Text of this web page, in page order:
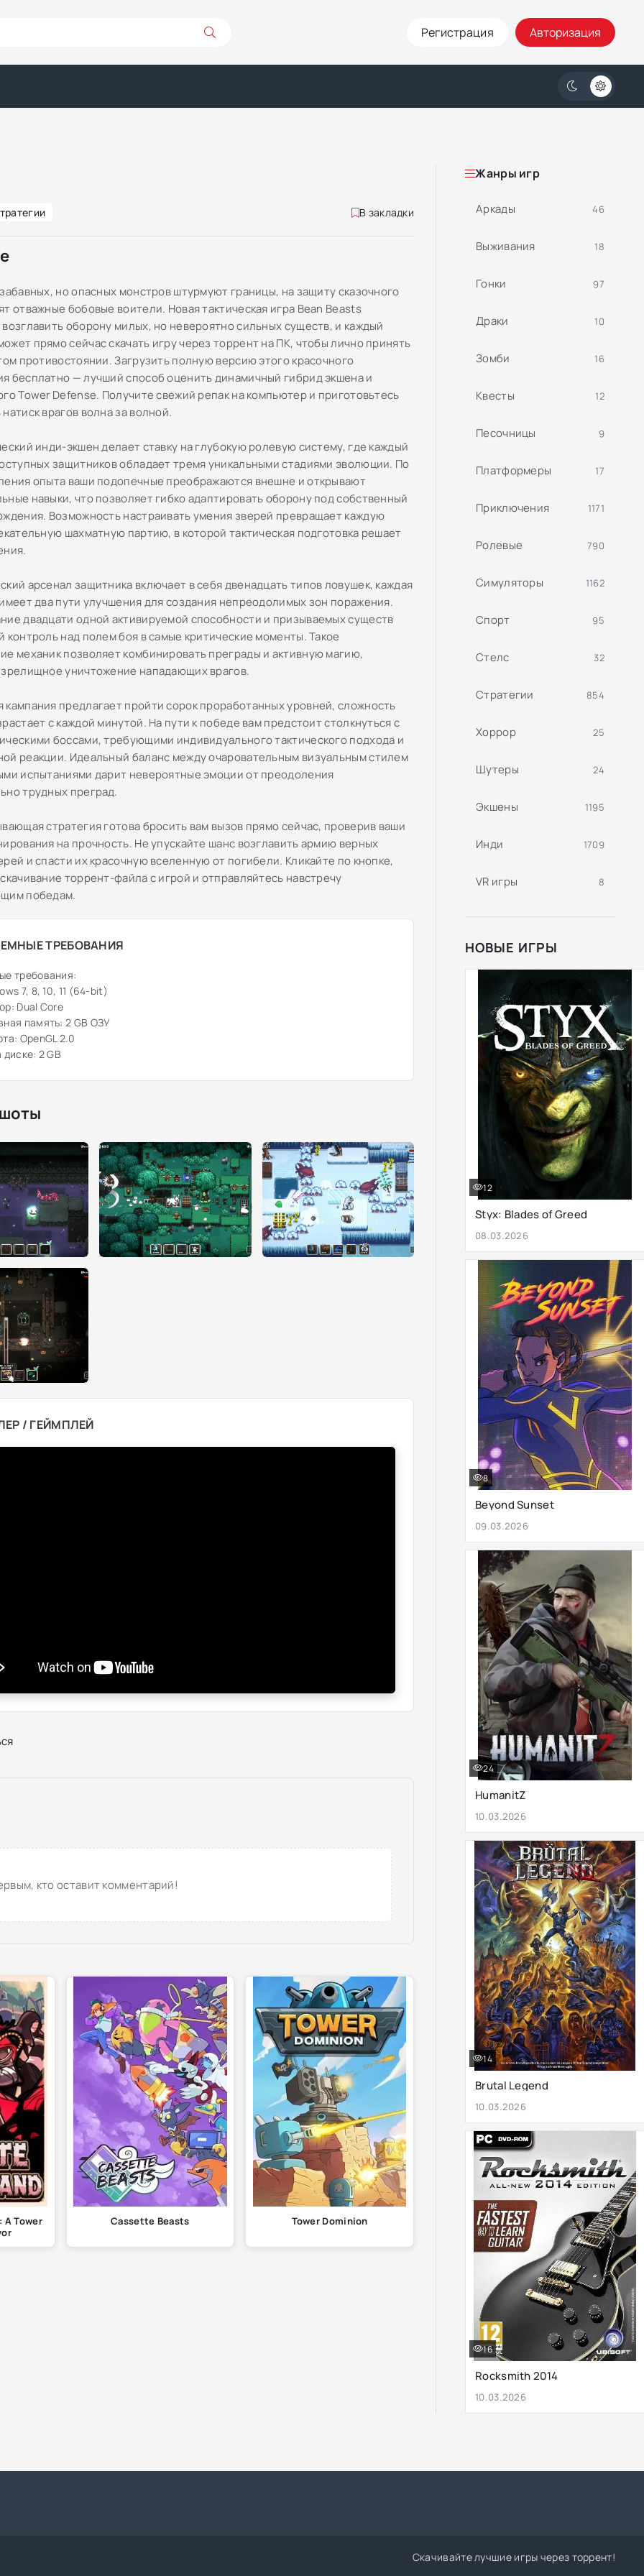
Регистрация Авторизация
В закладки
но опасных монстров штурмуют границы, на защиту сказочного
отважные бобовые воители. Новая тактическая игра Bean Beasts
оборону милых, но невероятно сильных существ, и каждый
прямо сейчас скачать игру через торрент на ПК, чтобы лично принять
противостоянии. Загрузить полную версию этого красочного
бесплатно — лучший способ оценить динамичный гибрид экшена и
Tower Defense. Получите свежий репак на компьютер и приготовьтесь
врагов волна за волной.
инди-экшен делает ставку на глубокую ролевую систему, где каждый
защитников обладает тремя уникальными стадиями эволюции. По
опыта ваши подопечные преображаются внешне и открывают
навыки, что позволяет гибко адаптировать оборону под собственный
Возможность настраивать умения зверей превращает каждую
шахматную партию, в которой тактическая подготовка решает
арсенал защитника включает в себя двенадцать типов ловушек, каждая
два пути улучшения для создания непреодолимых зон поражения.
двадцати одной активируемой способности и призываемых существ
контроль над полем боя в самые критические моменты. Такое
механик позволяет комбинировать преграды и активную магию,
зрелищное уничтожение нападающих врагов.
предлагает пройти сорок проработанных уровней, сложность
с каждой минутой. На пути к победе вам предстоит столкнуться с
боссами, требующими индивидуального тактического подхода и
реакции. Идеальный баланс между очаровательным визуальным стилем
испытаниями дарит невероятные эмоции от преодоления
трудных преград.
стратегия готова бросить вам вызов прямо сейчас, проверив ваши
на прочность. Не упускайте шанс возглавить армию верных
и спасти их красочную вселенную от погибели. Кликайте по кнопке,
торрент-файла с игрой и отправляйтесь навстречу
победам.
ТРЕБОВАНИЯ
требования:
7, 8, 10, 11 (64-bit)
Dual Core
память: 2 GB ОЗУ
OpenGL 2.0
2 GB
/ ГЕЙМПЛЕЙ
кто оставит комментарий!
A Tower
Cassette Beasts Tower Dominion
Жанры игр
Аркады 46
Выживания 18
Гонки 97
Драки 10
Зомби 16
Квесты 12
Песочницы 9
Платформеры 17
Приключения 1171
Ролевые 790
Симуляторы 1162
Спорт 95
Стелс 32
Стратегии 854
Хоррор 25
Шутеры 24
Экшены 1195
Инди 1709
VR игры 8
НОВЫЕ ИГРЫ
Styx: Blades of Greed
08.03.2026
12
Beyond Sunset
09.03.2026
8
HumanitZ
10.03.2026
24
Brutal Legend
10.03.2026
14
Rocksmith 2014
10.03.2026
16
Скачивайте лучшие игры через торрент!